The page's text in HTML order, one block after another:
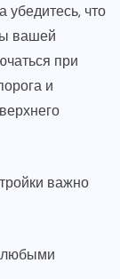
убедитесь, что
вашей
при
и
важно
любыми